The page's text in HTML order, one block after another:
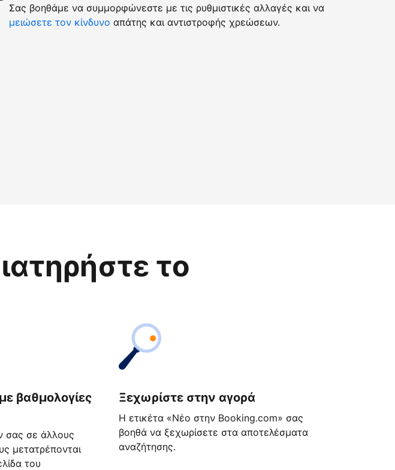
Σας βοηθάμε να συμμορφώνεστε με τις ρυθμιστικές αλλαγές και να
μειώσετε τον κίνδυνο απάτης και αντιστροφής χρεώσεων.
το
βαθμολογίες
σας σε άλλους
μετατρέπονται
του
Ξεχωρίστε στην αγορά
Η ετικέτα «Νέο στην Booking.com» σας
βοηθά να ξεχωρίσετε στα αποτελέσματα
αναζήτησης.